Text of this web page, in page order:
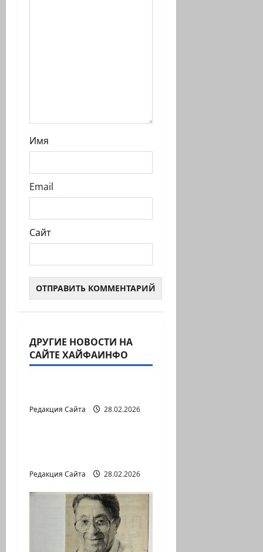
Имя
Email
Сайт
ДРУГИЕ НОВОСТИ НА
САЙТЕ ХАЙФАИНФО
Литературная гостиная
Редакция Сайта 28.02.2026
Литературная гостиная
Редакция Сайта 28.02.2026